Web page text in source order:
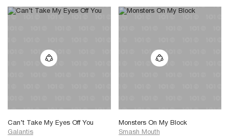
Can’t Take My Eyes Off You
Galantis
Monsters On My Block
Smash Mouth